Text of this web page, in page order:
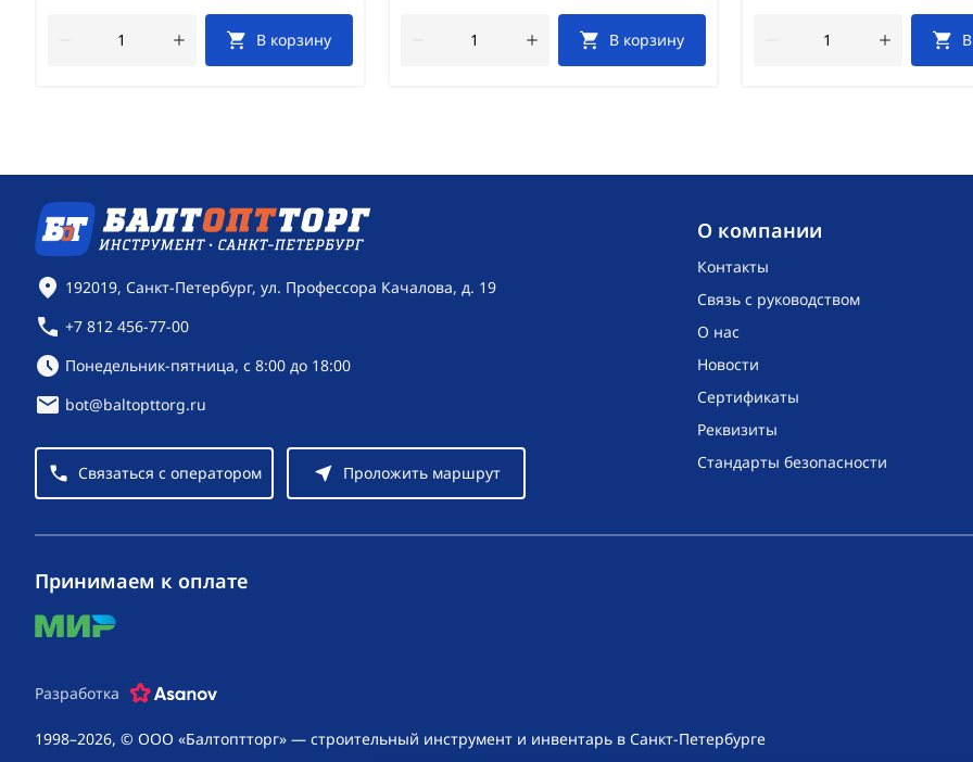
В корзину В корзину
O компании
Контакты
Связь с руководством
О нас
Новости
Сертификаты
Реквизиты
Стандарты безопасности
Контактная информация
192019, Санкт-Петербург, ул. Профессора Качалова, д. 19
+7 812 456-77-00
Режим работы:
Понедельник-пятница, с 8:00 до 18:00
bot@baltopttorg.ru
Связаться с оператором Проложить маршрут
1998–2026, © ООО «Балтоптторг» — строительный инструмент и инвентарь в Санкт-Петербурге
Принимаем к оплате
mir
Разработка